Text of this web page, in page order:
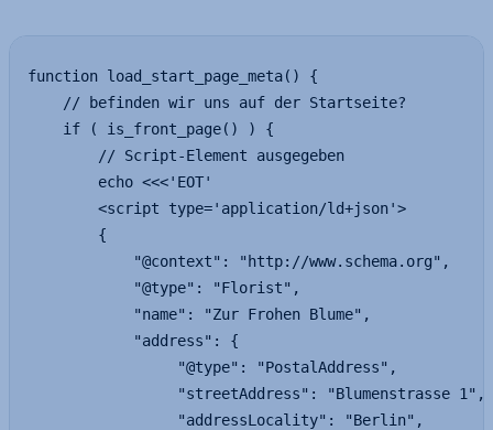
function load_start_page_meta() {
    // befinden wir uns auf der Startseite?
    if ( is_front_page() ) {
        // Script-Element ausgegeben
        echo <<<'EOT'
        <script type='application/ld+json'>
        {
            "@context": "http://www.schema.org",
            "@type": "Florist",
            "name": "Zur Frohen Blume",
            "address": {
                 "@type": "PostalAddress",
                 "streetAddress": "Blumenstrasse 1",
                 "addressLocality": "Berlin",